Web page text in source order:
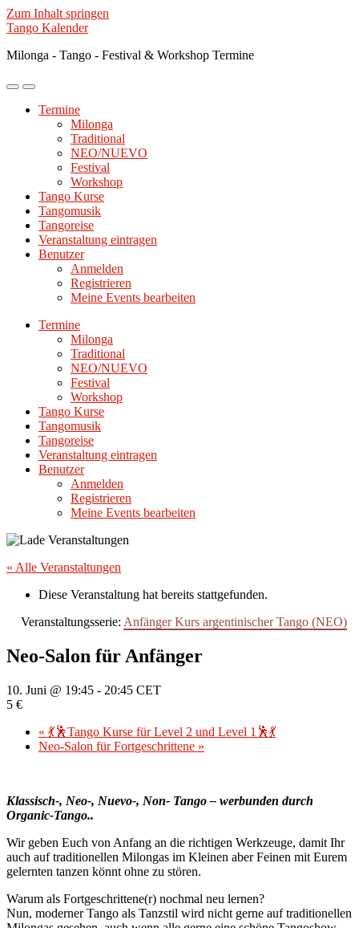
Zum Inhalt springen
Tango Kalender
Milonga - Tango - Festival & Workshop Termine
Mobile-
ein-/ausblenden
Suchfeld
ein-/ausblenden
Termine
Milonga
Traditional
NEO/NUEVO
Festival
Workshop
Tango Kurse
Tangomusik
Tangoreise
Veranstaltung eintragen
Benutzer
Anmelden
Registrieren
Meine Events bearbeiten
Termine
Milonga
Traditional
NEO/NUEVO
Festival
Workshop
Tango Kurse
Tangomusik
Tangoreise
Veranstaltung eintragen
Benutzer
Anmelden
Registrieren
Meine Events bearbeiten
« Alle Veranstaltungen
Diese Veranstaltung hat bereits stattgefunden.
Veranstaltungsserie: Anfänger Kurs argentinischer Tango (NEO)
Neo-Salon für Anfänger
10. Juni @ 19:45 - 20:45 CET
5 €
« 💃🕺Tango Kurse für Level 2 und Level 1🕺💃
Neo-Salon für Fortgeschrittene »
Klassisch-, Neo-, Nuevo-, Non- Tango – werbunden durch
Organic-Tango..
Wir geben Euch von Anfang an die richtigen Werkzeuge, damit Ihr
auch auf traditionellen Milongas im Kleinen aber Feinen mit Eurem
gelernten tanzen könnt ohne zu stören.
Warum als Fortgeschrittene(r) nochmal neu lernen?
Nun, moderner Tango als Tanzstil wird nicht gerne auf traditionellen